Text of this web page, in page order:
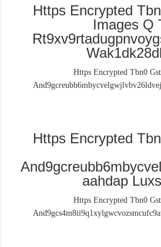
Https Encrypted
Images Q
Https Encrypted
aahdap